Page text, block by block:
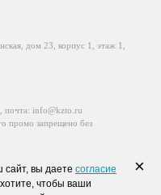
дом 23, корпус 1, этаж 1,
, почта: info@kzto.ru
промо запрещено без
публичной офертой.
данных
×
вы даете согласие
чтобы ваши